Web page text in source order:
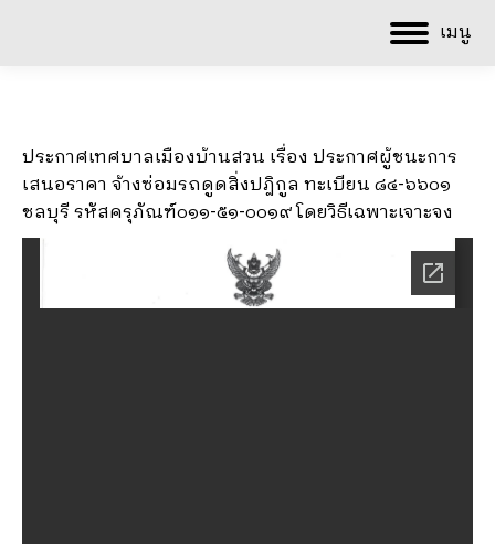
เมนู
ประกาศเทศบาลเมืองบ้านสวน เรื่อง ประกาศผู้ชนะการ
เสนอราคา จ้างซ่อมรถดูดสิ่งปฎิกูล ทะเบียน ๘๔-๖๖๐๑
ชลบุรี รหัสครุภัณฑ์๐๑๑-๕๑-๐๐๑๙ โดยวิธีเฉพาะเจาะจง